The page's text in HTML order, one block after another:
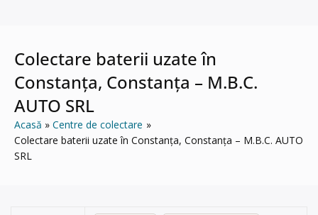
Colectare baterii uzate în
Constanța, Constanța – M.B.C.
AUTO SRL
Acasă
Centre de colectare
Colectare baterii uzate în Constanța, Constanța – M.B.C. AUTO
SRL